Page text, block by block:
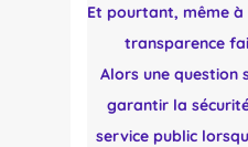
Et pourtant, même à
transparence
Alors une question
garantir la
service public